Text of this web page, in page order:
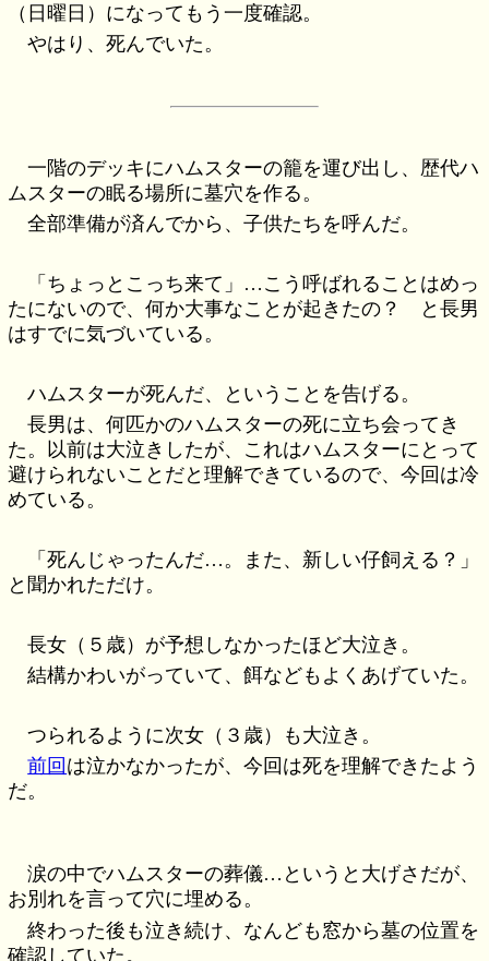
（日曜日）になってもう一度確認。
やはり、死んでいた。
一階のデッキにハムスターの籠を運び出し、歴代ハ
ムスターの眠る場所に墓穴を作る。
全部準備が済んでから、子供たちを呼んだ。
「ちょっとこっち来て」…こう呼ばれることはめっ
たにないので、何か大事なことが起きたの？ と長男
はすでに気づいている。
ハムスターが死んだ、ということを告げる。
長男は、何匹かのハムスターの死に立ち会ってき
た。以前は大泣きしたが、これはハムスターにとって
避けられないことだと理解できているので、今回は冷
めている。
「死んじゃったんだ…。また、新しい仔飼える？」
と聞かれただけ。
長女（５歳）が予想しなかったほど大泣き。
結構かわいがっていて、餌などもよくあげていた。
つられるように次女（３歳）も大泣き。
前回 は泣かなかったが、今回は死を理解できたよう
だ。
涙の中でハムスターの葬儀…というと大げさだが、
お別れを言って穴に埋める。
終わった後も泣き続け、なんども窓から墓の位置を
確認していた。